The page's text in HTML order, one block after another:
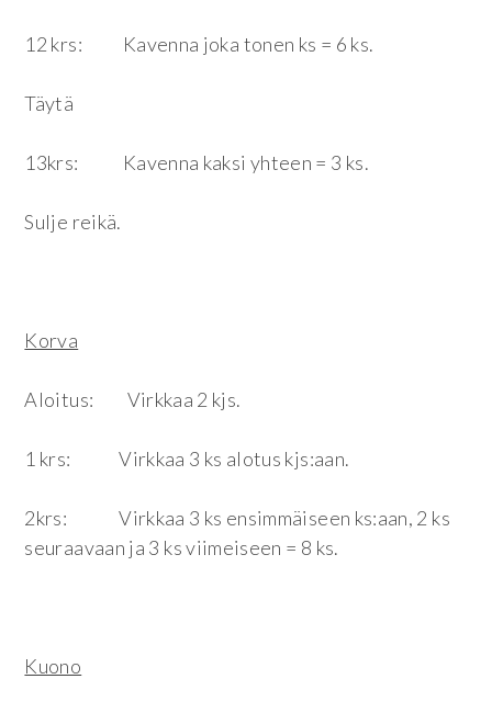
12 krs: Kavenna joka tonen ks = 6 ks.
Täytä
13krs: Kavenna kaksi yhteen = 3 ks.
Sulje reikä.
Korva
Aloitus: Virkkaa 2 kjs.
1 krs: Virkkaa 3 ks alotus kjs:aan.
2krs: Virkkaa 3 ks ensimmäiseen ks:aan, 2 ks
seuraavaan ja 3 ks viimeiseen = 8 ks.
Kuono